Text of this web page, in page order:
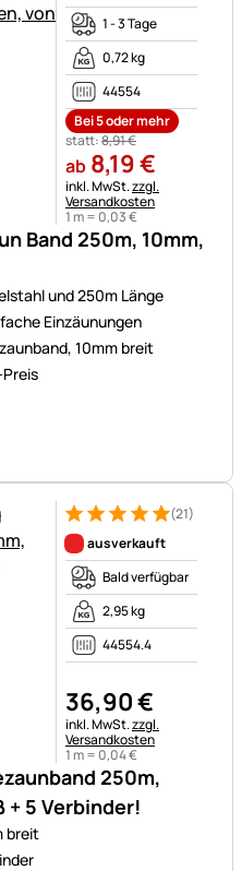
Band 250m, 10mm,
und 250m Länge
Einzäunungen
10mm breit
1 - 3 Tage
0,72 kg
44554
Bei 5 oder mehr
statt:8,91€
ab 8,19€
Steuerhinweis:
inkl. MwSt.zzgl.
Versandkosten
1 m = 0,03€
250m,
+ 5 Verbinder!
breit
Bewertung: 5 von 5 (21
21 Bewertungen (21)
ausverkauft
Bald verfügbar
2,95 kg
44554.4
36,90€
Steuerhinweis:
inkl. MwSt.zzgl.
Versandkosten
1 m = 0,04€